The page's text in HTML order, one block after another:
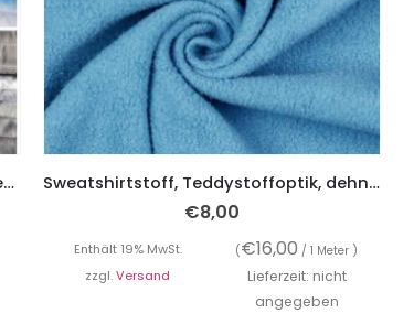
Stepper mit Farbverlauf, diverse Farben – beidseitig verwendbar Sweatshirtstoff, Teddystoffoptik, dehnbar, weich und kuschelig – helles Jeansblau
€8,00
Enthält 19% MwSt. (€16,00 / 1 Meter )
zzgl.Versand
Lieferzeit: nicht
angegeben